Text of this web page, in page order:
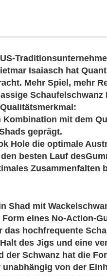
Isaiasch hat
Mehr Spiel, mehr
Kombination mit dem
geprägt.
Hole die optimale
besten Lauf
Zusammenfalten
Shad mit
eines No-Action-
das hochfrequente
des Jigs und eine
der Schwanz hat die
unabhängig von der